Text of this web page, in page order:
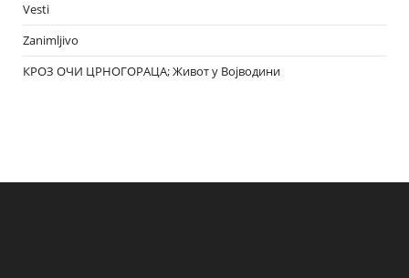
Vesti
Zanimljivo
КРОЗ ОЧИ ЦРНОГОРАЦА; Живот у Војводини